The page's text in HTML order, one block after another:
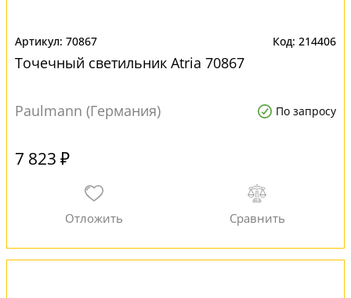
70867 214406
Точечный светильник Atria 70867
Paulmann (Германия) По запросу
7 823 ₽